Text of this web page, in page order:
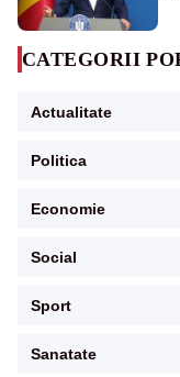
CATEGORII
Actualitate
Politica
Economie
Social
Sport
Sanatate